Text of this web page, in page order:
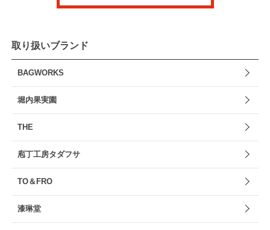
取り扱いブランド
BAGWORKS
堀内果実園
THE
庖丁工房タダフサ
TO＆FRO
漆琳堂